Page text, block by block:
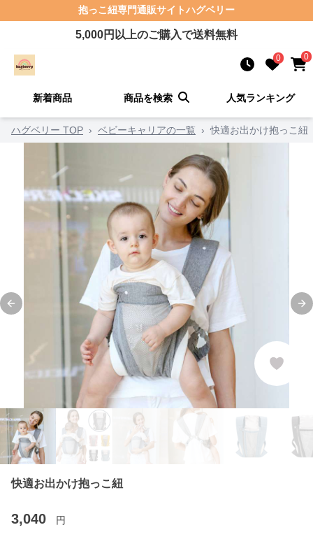
抱っこ紐専門通販サイトハグベリー
5,000円以上のご購入で送料無料
0 0
新着商品 商品を検索 人気ランキング
ハグベリー TOP › ベビーキャリアの一覧 › 快適お出かけ抱っこ紐
Previous slide
快適お出かけ抱っこ紐
3,040 円